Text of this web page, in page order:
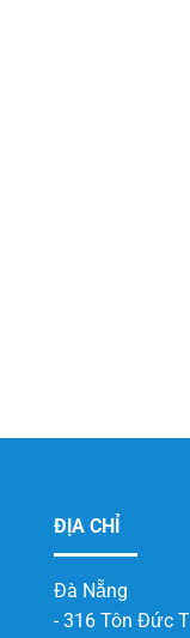
ĐỊA CHỈ
Đà Nẵng
- 316 Tôn Đức